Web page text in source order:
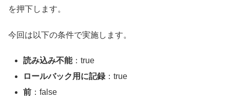
を押下します。
今回は以下の条件で実施します。
読み込み不能：true
ロールバック用に記録 ：true
前 ：false